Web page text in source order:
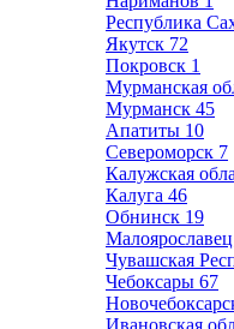
Республика
Якутск 72
Покровск 1
Мурманская
Мурманск 45
Апатиты 10
Североморск 7
Калужская
Калуга 46
Обнинск 19
Малоярославец
Чувашская
Чебоксары 67
Ивановская